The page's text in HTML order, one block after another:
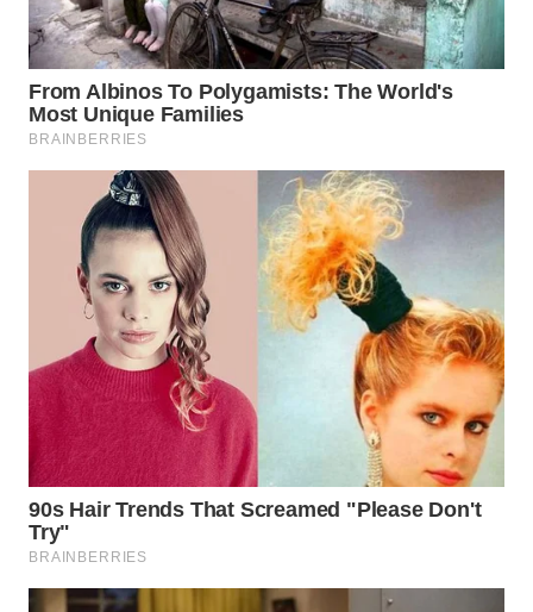
WN
INDRAMAYU
WN
WN
MAJALENGKA
WN
SUBANG
WN
SUKABUMI
WN
PURWAKARTA
PRIANGAN